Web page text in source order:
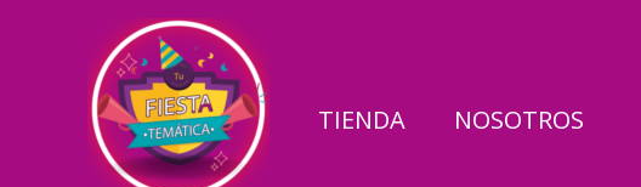
TIENDA NOSOTROS